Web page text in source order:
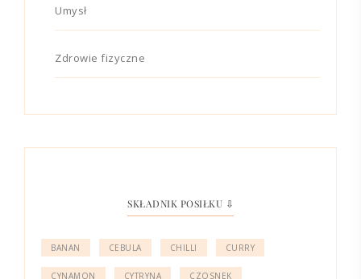
Umysł
Zdrowie fizyczne
SKŁADNIK POSIŁKU ⇩
BANAN CEBULA CHILLI CURRY
CYNAMON CYTRYNA CZOSNEK